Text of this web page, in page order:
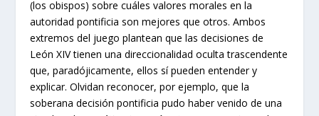
(los obispos) sobre cuáles valores morales en la
autoridad pontificia son mejores que otros. Ambos
extremos del juego plantean que las decisiones de
León XIV tienen una direccionalidad oculta trascendente
que, paradójicamente, ellos sí pueden entender y
explicar. Olvidan reconocer, por ejemplo, que la
soberana decisión pontificia pudo haber venido de una